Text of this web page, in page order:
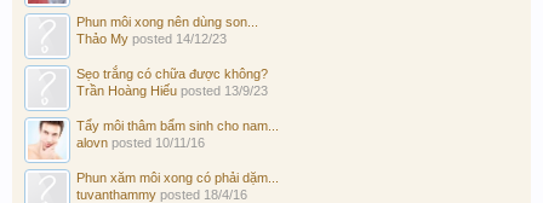
Phun môi xong nên dùng son...
Thảo My posted 14/12/23
Sẹo trắng có chữa được không?
Trần Hoàng Hiếu posted 13/9/23
Tẩy môi thâm bẩm sinh cho nam...
alovn posted 10/11/16
Phun xăm môi xong có phải dặm...
tuvanthammy posted 18/4/16